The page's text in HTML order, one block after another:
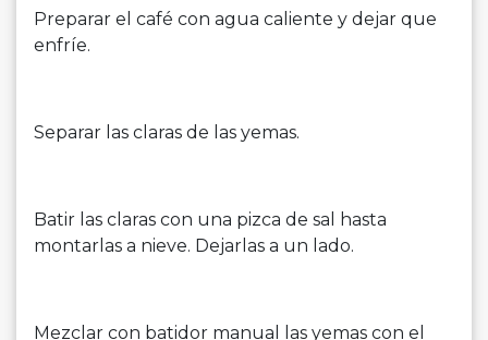
Preparar el café con agua caliente y dejar que
enfríe.
Separar las claras de las yemas.
Batir las claras con una pizca de sal hasta
montarlas a nieve. Dejarlas a un lado.
Mezclar con batidor manual las yemas con el